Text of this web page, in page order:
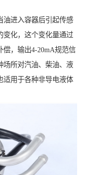
油进入容器后引起传感
变化，这个变化量通过
偿，输出4-20mA规范信
场所对汽油、柴油、液
适用于各种非导电液体